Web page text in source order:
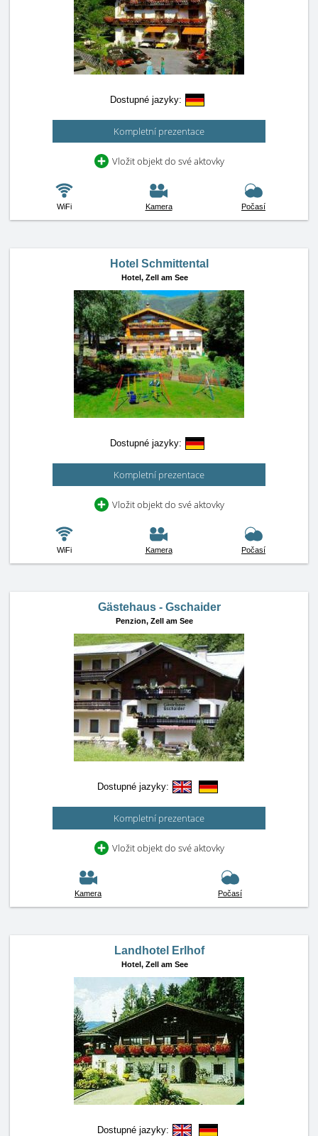
Dostupné jazyky:
Kompletní prezentace
Vložit objekt do své aktovky
WiFi Kamera Počasí
Hotel Schmittental
Hotel, Zell am See
Dostupné jazyky:
Kompletní prezentace
Vložit objekt do své aktovky
WiFi Kamera Počasí
Gästehaus - Gschaider
Penzion, Zell am See
Dostupné jazyky:
Kompletní prezentace
Vložit objekt do své aktovky
Kamera Počasí
Landhotel Erlhof
Hotel, Zell am See
Dostupné jazyky: